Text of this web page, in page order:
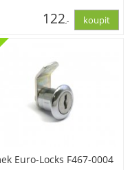
122,-
Euro-Locks F467-0004